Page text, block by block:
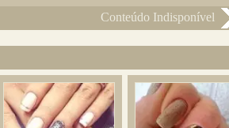
Conteúdo Indisponível